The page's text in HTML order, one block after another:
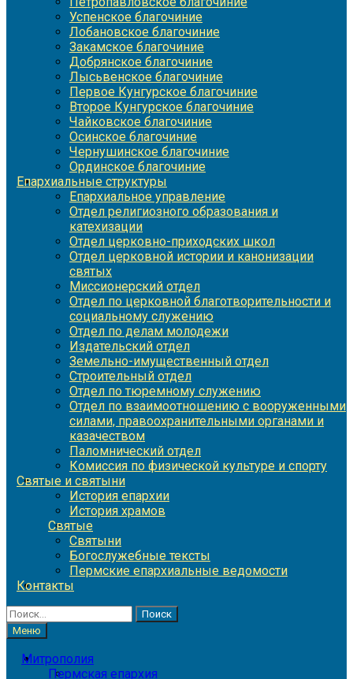
Успенское благочиние
Лобановское благочиние
Закамское благочиние
Добрянское благочиние
Лысьвенское благочиние
Первое Кунгурское благочиние
Второе Кунгурское благочиние
Чайковское благочиние
Осинское благочиние
Чернушинское благочиние
Ординское благочиние
Епархиальные структуры
Епархиальное управление
Отдел религиозного образования и
катехизации
Отдел церковно-приходских школ
Отдел церковной истории и канонизации
святых
Миссионерский отдел
Отдел по церковной благотворительности и
социальному служению
Отдел по делам молодежи
Издательский отдел
Земельно-имущественный отдел
Строительный отдел
Отдел по тюремному служению
Отдел по взаимоотношению с вооруженными
силами, правоохранительными органами и
казачеством
Паломнический отдел
Комиссия по физической культуре и спорту
Святые и святыни
История епархии
История храмов
Святые
Святыни
Богослужебные тексты
Пермские епархиальные ведомости
Контакты
Найти:
Меню
Митрополия
Пермская епархия